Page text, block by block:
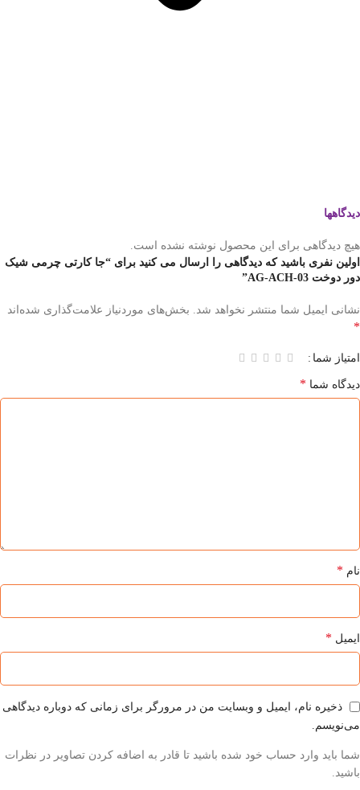
دیدگاهها
هیچ دیدگاهی برای این محصول نوشته نشده است.
اولین نفری باشید که دیدگاهی را ارسال می کنید برای “جا کارتی چرمی شیک
دور دوخت AG-ACH-03”
نشانی ایمیل شما منتشر نخواهد شد. بخش‌های موردنیاز علامت‌گذاری شده‌اند
*
امتیاز شما
دیدگاه شما *
نام *
ایمیل *
ذخیره نام، ایمیل و وبسایت من در مرورگر برای زمانی که دوباره دیدگاهی
می‌نویسم.
شما باید وارد حساب خود شده باشید تا قادر به اضافه کردن تصاویر در نظرات
باشید.